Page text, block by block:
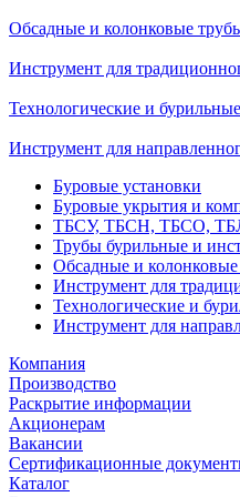
Обсадные и колонковые
Инструмент для
Технологические и
Инструмент для
Буровые установки
Буровые укрытия и
ТБСУ, ТБСН, ТБСО,
Трубы бурильные и
Обсадные и
Инструмент для
Технологические и
Инструмент для
Компания
Производство
Раскрытие информации
Акционерам
Вакансии
Сертификационные
Каталог